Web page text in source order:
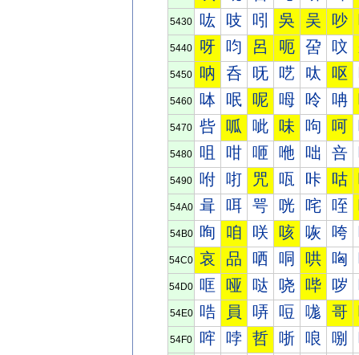
5430 吰 吱 吲 吳 吴 吵
5440 呀 呁 呂 呃 呄 呅
5450 呐 呑 呒 呓 呔 呕
5460 呠 呡 呢 呣 呤 呥
5470 呰 呱 呲 味 呴 呵
5480 咀 咁 咂 咃 咄 咅
5490 咐 咑 咒 咓 咔 咕
54A0 咠 咡 咢 咣 咤 咥
54B0 咰 咱 咲 咳 咴 咵
54C0 哀 品 哂 哃 哄 哅
54D0 哐 哑 哒 哓 哔 哕
54E0 哠 員 哢 哣 哤 哥
54F0 哰 哱 哲 哳 哴 哵